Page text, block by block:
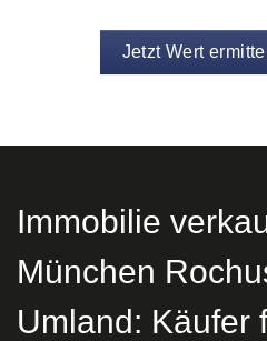
Jetzt Wert
Immobilie
München
Umland: Käufer